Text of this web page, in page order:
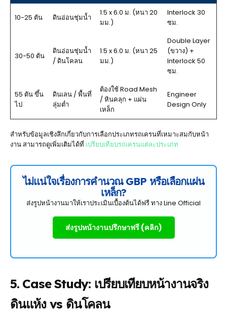
10-25 ตัน ดินอ่อนชุ่มน้ำ
1.5 x 6.0 ม. (หนา 20
มม.)
Interlock 30
ซม.
30-50 ตัน
ดินอ่อนชุ่มน้ำ
/ ดินโคลน
1.5 x 6.0 ม. (หนา 25
มม.)
Double Layer
(ขวาง) +
Interlock 50
ซม.
55 ตัน ขึ้น
ไป
ดินเลน / พื้นที่
ลุ่มต่ำ
ต้องใช้ Road Mesh
/ หินคลุก + แผ่น
เหล็ก
Engineer
Design Only
สำหรับข้อมูลเชิงลึกเกี่ยวกับการเลือกประเภทรถเครนที่เหมาะสมกับหน้า
งาน สามารถดูเพิ่มเติมได้ที่ เปรียบเทียบรถเครนแต่ละประเภท
ไม่แน่ใจเรื่องการคำนวณ GBP หรือเลือกแผ่น
เหล็ก?
ส่งรูปหน้างานมาให้เราประเมินเบื้องต้นได้ฟรี ทาง Line Official
ส่งรูปหน้างานปรึกษาฟรี (คลิก)
5. Case Study: เปรียบเทียบหน้างานจริง
ดินแห้ง vs ดินโคลน